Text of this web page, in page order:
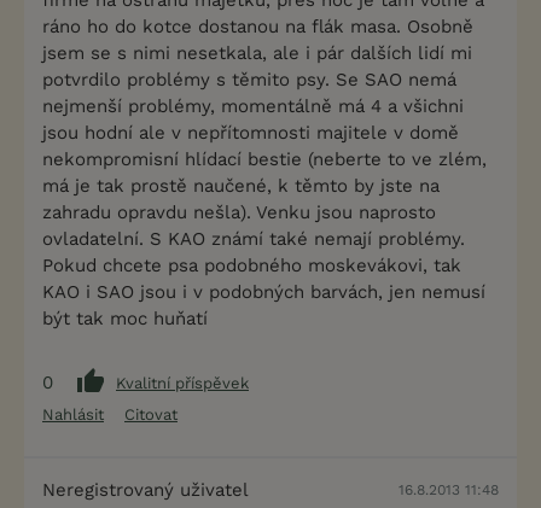
ráno ho do kotce dostanou na flák masa. Osobně
jsem se s nimi nesetkala, ale i pár dalších lidí mi
potvrdilo problémy s těmito psy. Se SAO nemá
nejmenší problémy, momentálně má 4 a všichni
jsou hodní ale v nepřítomnosti majitele v domě
nekompromisní hlídací bestie (neberte to ve zlém,
má je tak prostě naučené, k těmto by jste na
zahradu opravdu nešla). Venku jsou naprosto
ovladatelní. S KAO známí také nemají problémy.
Pokud chcete psa podobného moskevákovi, tak
KAO i SAO jsou i v podobných barvách, jen nemusí
být tak moc huňatí
0
Kvalitní příspěvek
Nahlásit
Citovat
Neregistrovaný uživatel 16.8.2013 11:48